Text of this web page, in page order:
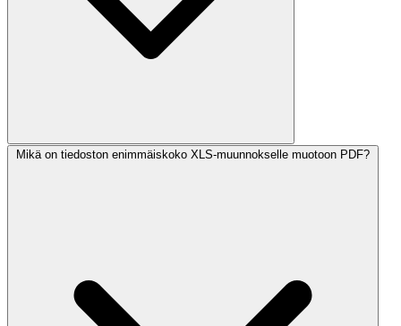
Mikä on tiedoston enimmäiskoko XLS-muunnokselle muotoon PDF?